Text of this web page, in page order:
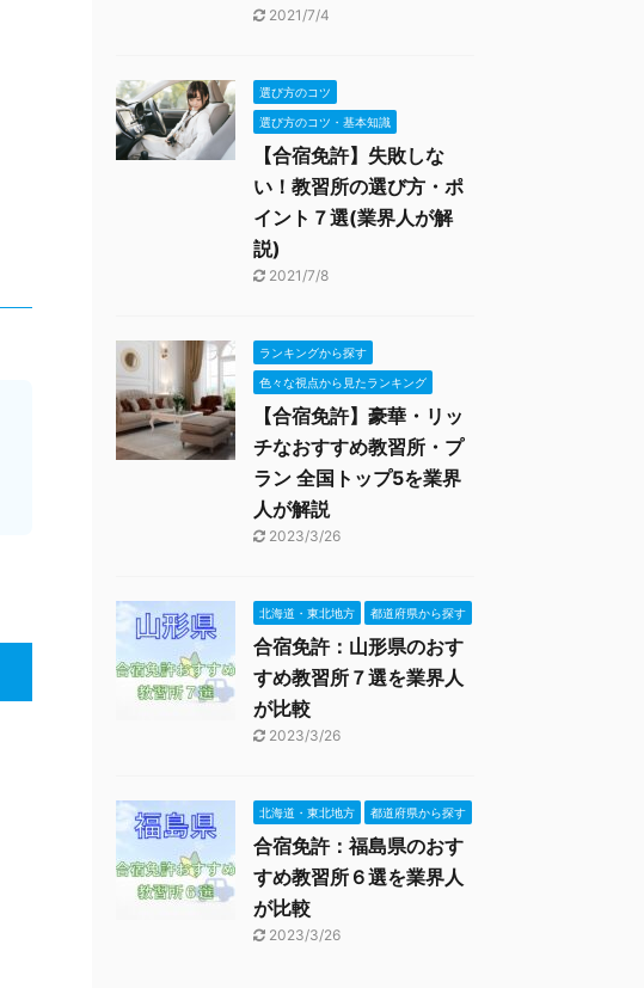
2021/7/4
選び方のコツ
選び方のコツ・基本知識
【合宿免許】失敗しな
い！教習所の選び方・ポ
イント７選(業界人が解
説)
2021/7/8
ランキングから探す
色々な視点から見たランキング
【合宿免許】豪華・リッ
チなおすすめ教習所・プ
ラン 全国トップ5を業界
人が解説
2023/3/26
北海道・東北地方 都道府県から探す
合宿免許：山形県のおす
すめ教習所７選を業界人
が比較
2023/3/26
北海道・東北地方 都道府県から探す
合宿免許：福島県のおす
すめ教習所６選を業界人
が比較
2023/3/26